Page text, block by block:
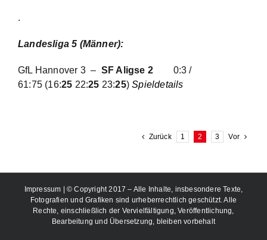
.
Landesliga 5 (Männer):
GfL Hannover 3 – SF Aligse 2
0:3 /
61:75 (16:25 22:25 23:25) Spieldetails
Zurück 1 2 3 Vor
Impressum | © Copyright 2017 – Alle Inhalte, insbesondere Texte,
Fotografien und Grafiken sind urheberrechtlich geschützt. Alle
Rechte, einschließlich der Vervielfältigung, Veröffentlichung,
Bearbeitung und Übersetzung, bleiben vorbehalt